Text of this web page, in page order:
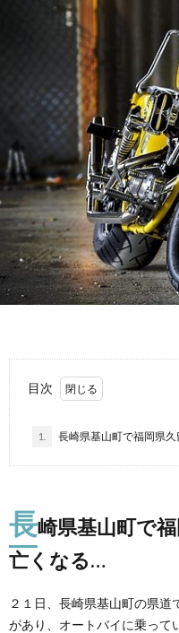
目次
1. 長崎県基山町で福岡県久
長崎県基山町で
亡くなる…
２１日、長崎県基山町の県
があり、オートバイに乗って